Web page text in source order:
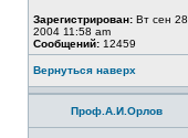
Зарегистрирован: Вт сен 28,
2004 11:58 am
Сообщений: 12459
Вернуться наверх
Проф.А.И.Орлов